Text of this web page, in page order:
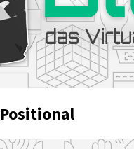
Positional